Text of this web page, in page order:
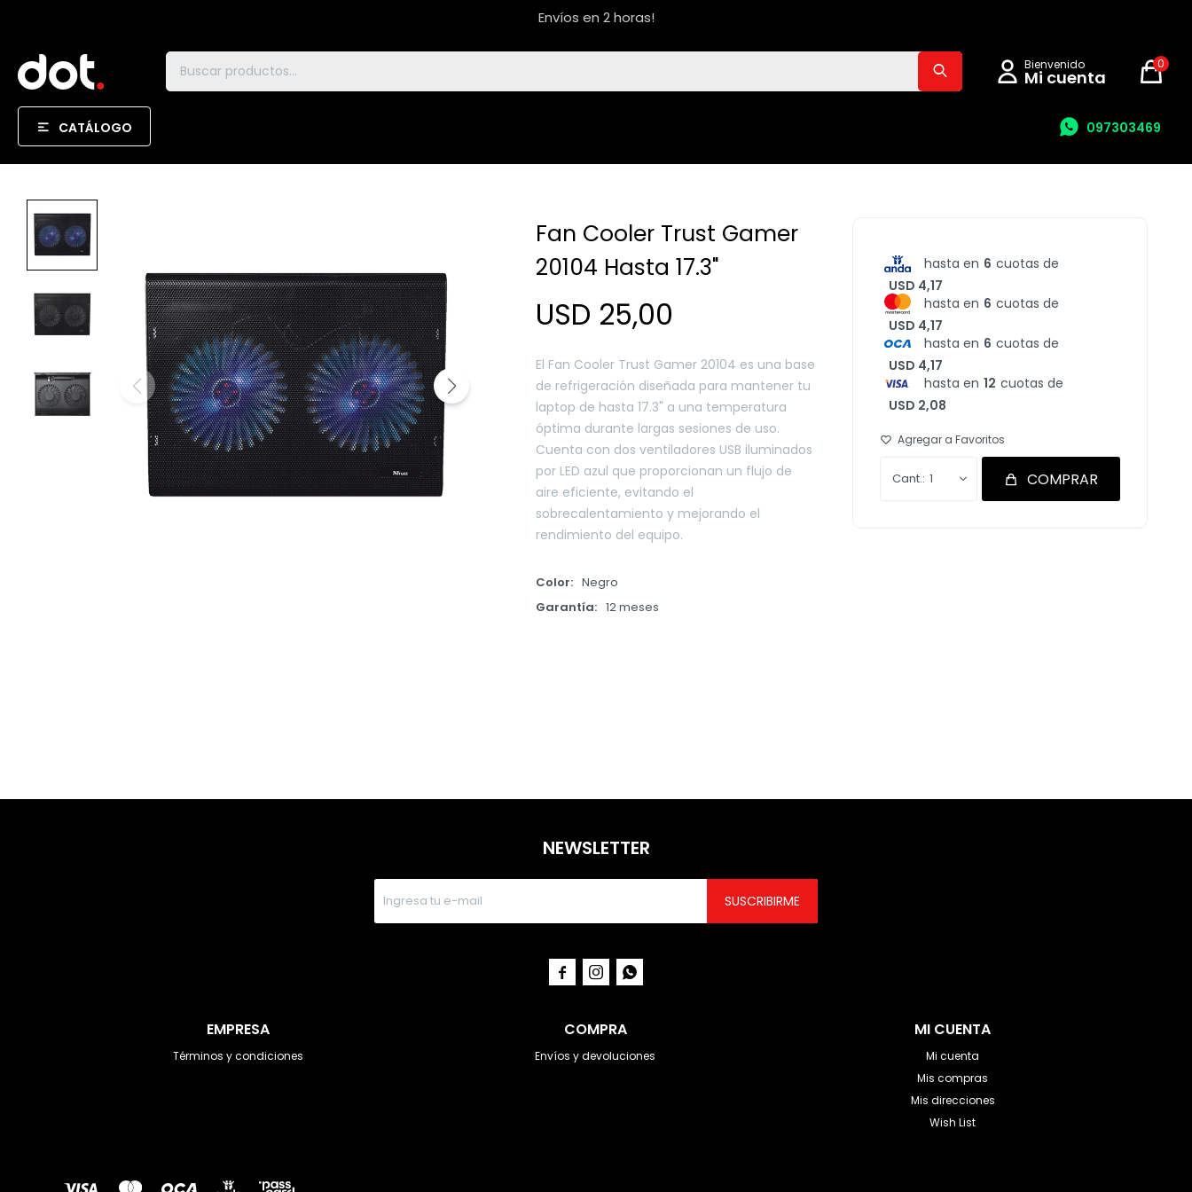
Envíos en 2 horas!
CATÁLOGO 097303469
0
Fan Cooler Trust Gamer
20104 Hasta 17.3"
USD 25,00
El Fan Cooler Trust Gamer 20104 es una base
de refrigeración diseñada para mantener tu
laptop de hasta 17.3" a una temperatura
óptima durante largas sesiones de uso.
Cuenta con dos ventiladores USB iluminados
por LED azul que proporcionan un flujo de
aire eficiente, evitando el
sobrecalentamiento y mejorando el
rendimiento del equipo.
Color
Negro
Garantía
12 meses
hasta en 6 cuotas de
USD 4,17
hasta en 6 cuotas de
USD 4,17
hasta en 6 cuotas de
USD 4,17
hasta en 12 cuotas de
USD 2,08
1 COMPRAR
EMPRESA
Términos y condiciones
COMPRA
Envíos y devoluciones
MI CUENTA
Mi cuenta
Mis compras
Mis direcciones
Wish List
NEWSLETTER
SUSCRIBIRME
  